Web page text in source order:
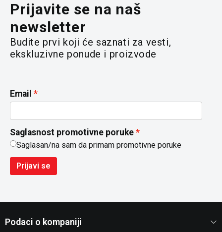
Prijavite se na naš
newsletter
Budite prvi koji će saznati za vesti,
ekskluzivne ponude i proizvode
Email
Saglasnost promotivne poruke
Saglasan/na sam da primam promotivne poruke
Prijavi se
Podaci o kompaniji